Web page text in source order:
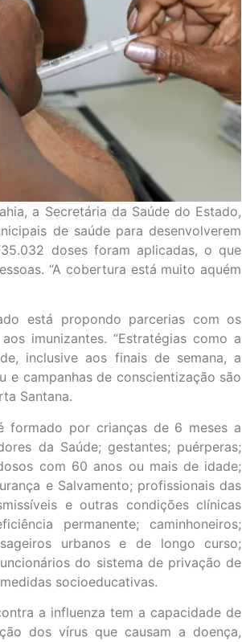
a Secretária da Saúde do Estado,
de saúde para desenvolverem
doses foram aplicadas, o que
“A cobertura está muito aquém
está propondo parcerias com os
imunizantes. “Estratégias como a
inclusive aos finais de semana, a
campanhas de conscientização são
Santana.
formado por crianças de 6 meses a
da Saúde; gestantes; puérperas;
com 60 anos ou mais de idade;
e Salvamento; profissionais das
e outras condições clínicas
permanente; caminhoneiros;
urbanos e de longo curso;
do sistema de privação de
socioeducativas.
a influenza tem a capacidade de
dos vírus que causam a doença,